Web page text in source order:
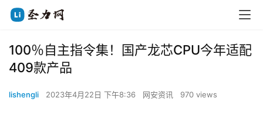
100％自主指令集！国产龙芯CPU今年适配
409款产品
lishengli 2023年4月22日 下午8:36 网安资讯 970 views